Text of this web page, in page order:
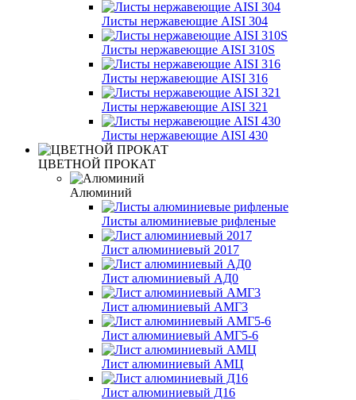
Листы нержавеющие AISI 304
Листы нержавеющие AISI 310S
Листы нержавеющие AISI 316
Листы нержавеющие AISI 321
Листы нержавеющие AISI 430
ЦВЕТНОЙ ПРОКАТ
Алюминий
Листы алюминиевые рифленые
Лист алюминиевый 2017
Лист алюминиевый АД0
Лист алюминиевый АМГ3
Лист алюминиевый АМГ5-6
Лист алюминиевый АМЦ
Лист алюминиевый Д16